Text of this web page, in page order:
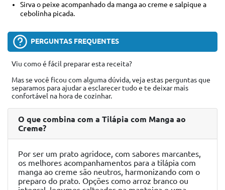
Sirva o peixe acompanhado da manga ao creme e salpique a
cebolinha picada.
PERGUNTAS FREQUENTES
Viu como é fácil preparar esta receita?
Mas se você ficou com alguma dúvida, veja estas perguntas que
separamos para ajudar a esclarecer tudo e te deixar mais
confortável na hora de cozinhar.
O que combina com a Tilápia com Manga ao
Creme?
Por ser um prato agridoce, com sabores marcantes,
os melhores acompanhamentos para a tilápia com
manga ao creme são neutros, harmonizando com o
preparo do prato. Opções como arroz branco ou